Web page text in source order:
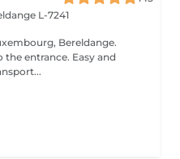
L-7241
Bereldange.
entrance. Easy and